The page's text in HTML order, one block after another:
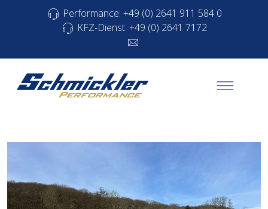
Performance: +49 (0) 2641 911 584 0
KFZ-Dienst: +49 (0) 2641 7172